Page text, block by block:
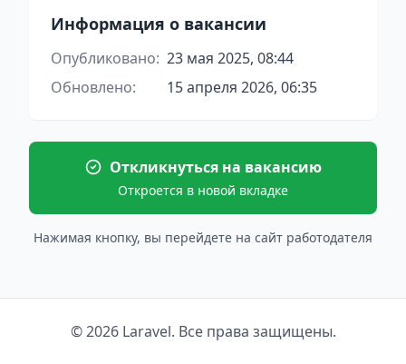
Информация о вакансии
Опубликовано: 23 мая 2025, 08:44
Обновлено:
15 апреля 2026, 06:35
Откликнуться на вакансию
Откроется в новой вкладке
Нажимая кнопку, вы перейдете на сайт работодателя
© 2026 Laravel. Все права защищены.